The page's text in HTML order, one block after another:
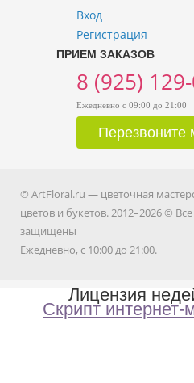
Вход
Регистрация
ПРИЕМ ЗАКАЗОВ
8 (925)
Ежедневно с 09:00 до 21:00
© ArtFloral.ru — цветочная
цветов и букетов. 2012–2026 ©
защищены
Ежедневно, с 10:00 до 21:00.
Лицензия
Скрипт интернет-